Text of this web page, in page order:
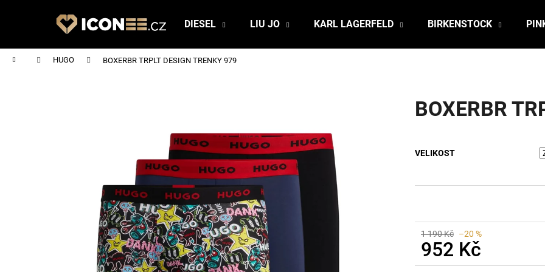
DIESEL LIU JO KARL LAGERFELD BIRKENSTOCK
Domů HUGO BOXERBR TRPLT DESIGN TRENKY 979
BOXERBR
VELIKOST
1 190 Kč –20 %
952 Kč
Měrná
Zpět
do
Zpět
do
HLEDAT
Doporučujeme